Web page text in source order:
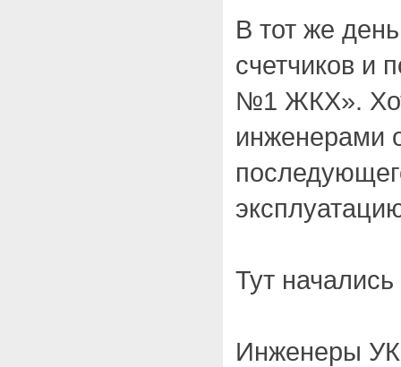
В тот же
счетчиков
№1 ЖКХ».
инженерами
Тут
Инженеры